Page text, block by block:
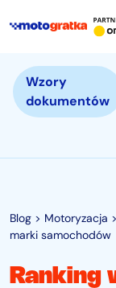
Wzory
dokumentów
Blog > Motoryzacja >
marki samochodów
Ranking